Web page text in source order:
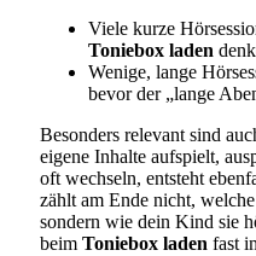
Viele kurze
Toniebox laden
Wenige, lange
bevor der „lange
Besonders relevant sind
eigene Inhalte aufspielt,
oft wechseln, entsteht
zählt am Ende nicht,
sondern wie dein Kind sie
beim Toniebox laden fast